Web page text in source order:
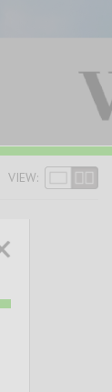
VIEW: